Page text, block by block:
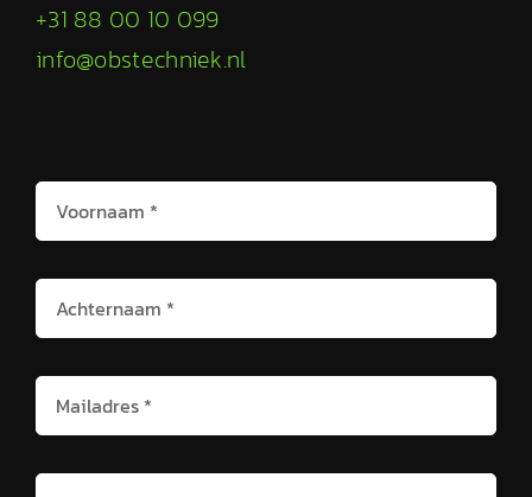
+31 88 00 10 099
info@obstechniek.nl